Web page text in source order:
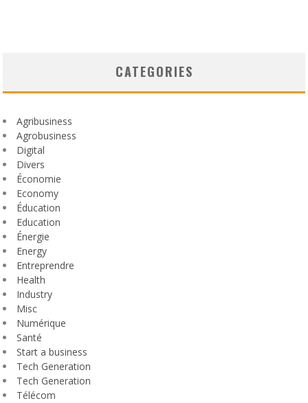
CATEGORIES
Agribusiness
Agrobusiness
Digital
Divers
Économie
Economy
Éducation
Education
Énergie
Energy
Entreprendre
Health
Industry
Misc
Numérique
Santé
Start a business
Tech Generation
Tech Generation
Télécom